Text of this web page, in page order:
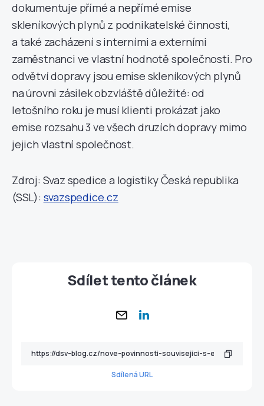
dokumentuje přímé a nepřímé emise
skleníkových plynů z podnikatelské činnosti,
a také zacházení s interními a externími
zaměstnanci ve vlastní hodnotě společnosti. Pro
odvětví dopravy jsou emise skleníkových plynů
na úrovni zásilek obzvláště důležité: od
letošního roku je musí klienti prokázat jako
emise rozsahu 3 ve všech druzích dopravy mimo
jejich vlastní společnost.
Zdroj: Svaz spedice a logistiky Česká republika
(SSL): svazspedice.cz
Sdílet tento článek
Sdílená URL